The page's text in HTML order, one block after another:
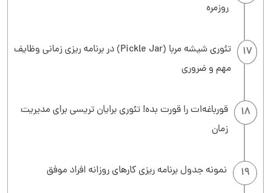
روزمره
17
تئوری شیشه مربا (Pickle Jar) در برنامه ریزی زمانی وظایف
مهم و ضروری
18
قورباغه‌ات را قورت بده! تئوری برایان تریسی برای مدیریت
زمان
19 نمونه جدول برنامه ریزی کارهای روزانه افراد موفق